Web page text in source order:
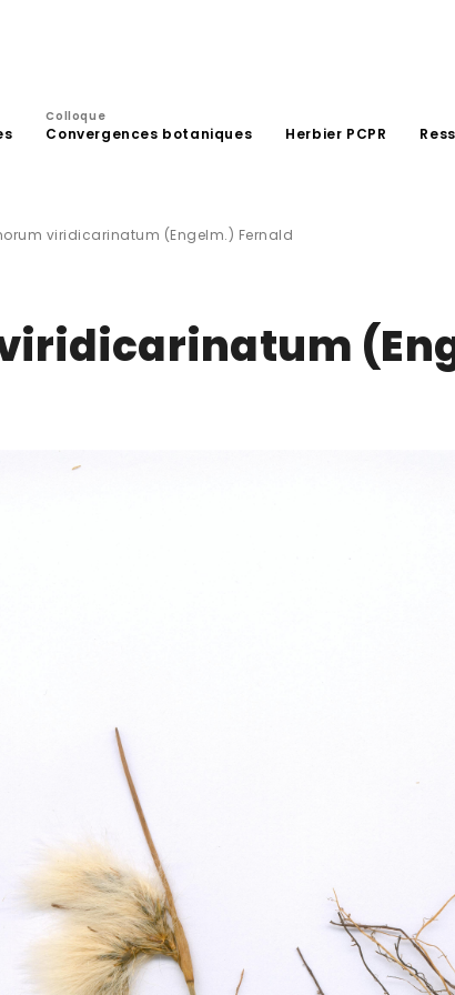
Colloque
Convergences botaniques Herbier PCPR
viridicarinatum (Engelm.) Fernald